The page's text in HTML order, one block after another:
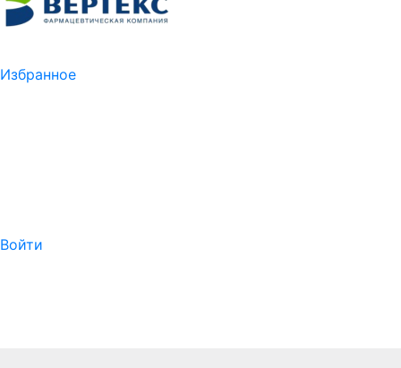
Избранное
Войти